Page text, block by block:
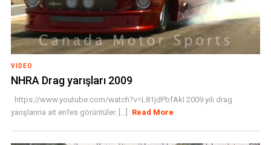
VIDEO
NHRA Drag yarışları 2009
https://www.youtube.com/watch?v=L81jdPbfAkI 2009 yılı drag
yarışlarına ait enfes görüntüler. [...]
Read More